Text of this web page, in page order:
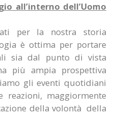
all’interno dell’Uomo
per la nostra storia
è ottima per portare
sia dal punto di vista
più ampia prospettiva
gli eventi quotidiani
reazioni, maggiormente
della volontà della